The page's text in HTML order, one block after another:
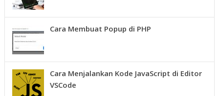
Cara Membuat Popup di PHP
Cara Menjalankan Kode JavaScript di Editor
VSCode